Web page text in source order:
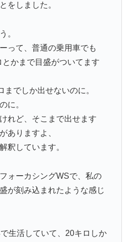
をしました。
。
って、普通の乗用車でも
かまで目盛がついてます
でしか出せないのに。
に。
れど、そこまで出せます
ありますよ、
釈しています。
ォーカシングWSで、私の
が刻み込まれたような感じ
生活していて、20キロしか